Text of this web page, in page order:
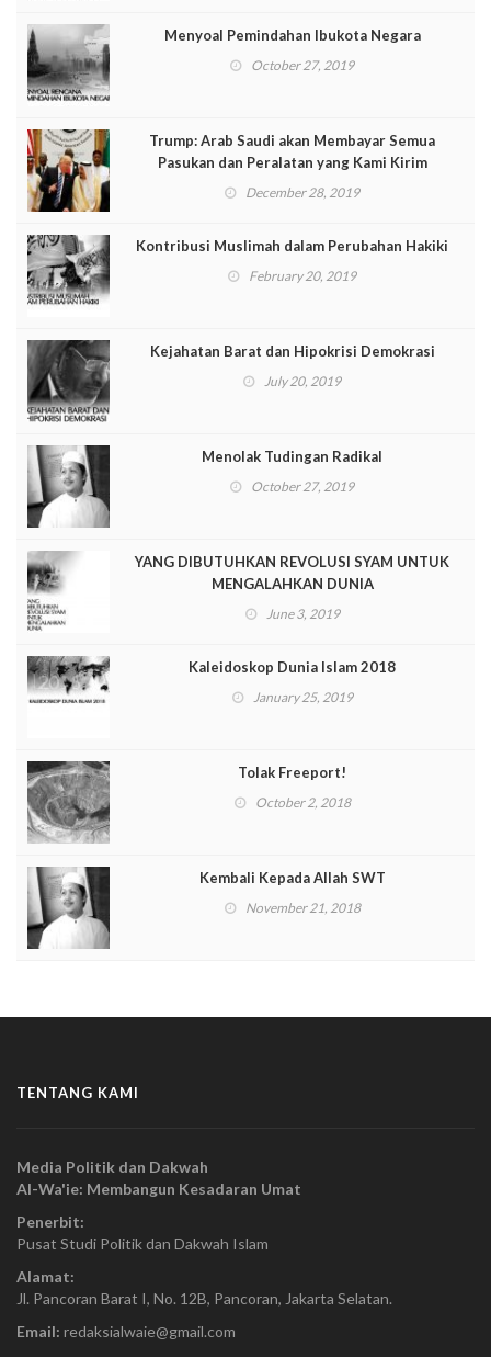
Menyoal Pemindahan Ibukota Negara
October 27, 2019
Trump: Arab Saudi akan Membayar Semua
Pasukan dan Peralatan yang Kami Kirim
December 28, 2019
Kontribusi Muslimah dalam Perubahan Hakiki
February 20, 2019
Kejahatan Barat dan Hipokrisi Demokrasi
July 20, 2019
Menolak Tudingan Radikal
October 27, 2019
YANG DIBUTUHKAN REVOLUSI SYAM UNTUK
MENGALAHKAN DUNIA
June 3, 2019
Kaleidoskop Dunia Islam 2018
January 25, 2019
Tolak Freeport!
October 2, 2018
Kembali Kepada Allah SWT
November 21, 2018
TENTANG KAMI
Media Politik dan Dakwah
Al-Wa'ie: Membangun Kesadaran Umat
Penerbit:
Pusat Studi Politik dan Dakwah Islam
Alamat:
Jl. Pancoran Barat I, No. 12B, Pancoran, Jakarta Selatan.
Email: redaksialwaie@gmail.com